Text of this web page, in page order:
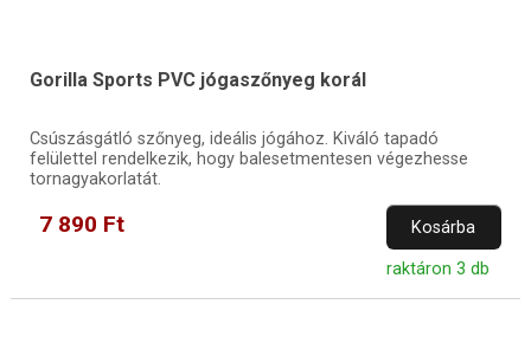
Gorilla Sports PVC jógaszőnyeg korál
Csúszásgátló szőnyeg, ideális jógához. Kiváló tapadó
felülettel rendelkezik, hogy balesetmentesen végezhesse
tornagyakorlatát.
7 890 Ft Kosárba
raktáron 3 db